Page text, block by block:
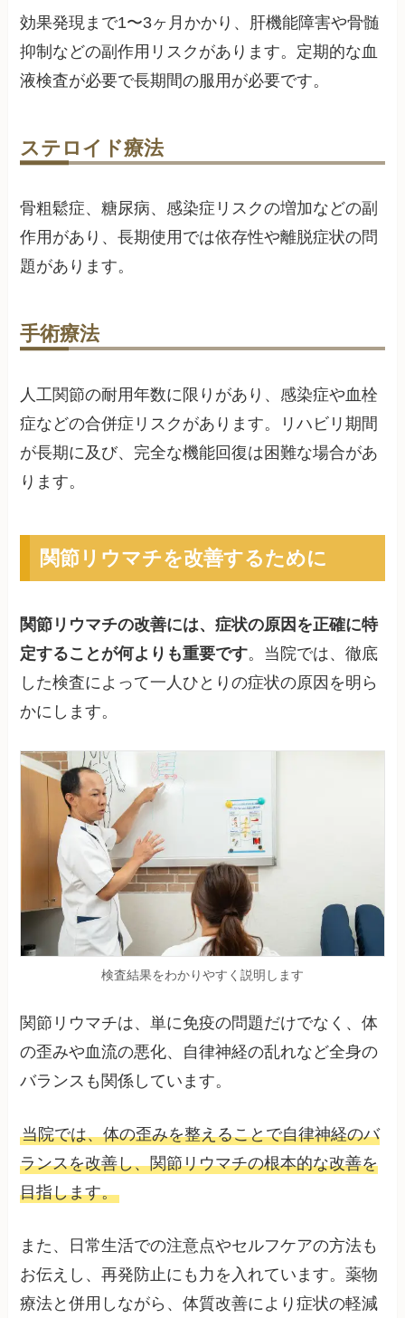
効果発現まで1〜3ヶ月かかり、肝機能障害や骨髄
抑制などの副作用リスクがあります。定期的な血
液検査が必要で長期間の服用が必要です。
ステロイド療法
骨粗鬆症、糖尿病、感染症リスクの増加などの副
作用があり、長期使用では依存性や離脱症状の問
題があります。
手術療法
人工関節の耐用年数に限りがあり、感染症や血栓
症などの合併症リスクがあります。リハビリ期間
が長期に及び、完全な機能回復は困難な場合があ
ります。
関節リウマチを改善するために
関節リウマチの改善には、症状の原因を正確に特
定することが何よりも重要です。当院では、徹底
した検査によって一人ひとりの症状の原因を明ら
かにします。
検査結果をわかりやすく説明します
関節リウマチは、単に免疫の問題だけでなく、体
の歪みや血流の悪化、自律神経の乱れなど全身の
バランスも関係しています。
当院では、体の歪みを整えることで自律神経のバ
ランスを改善し、関節リウマチの根本的な改善を
目指します。
また、日常生活での注意点やセルフケアの方法も
お伝えし、再発防止にも力を入れています。薬物
療法と併用しながら、体質改善により症状の軽減